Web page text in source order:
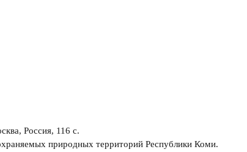
Россия, 116 с.
природных территорий Республики Коми.